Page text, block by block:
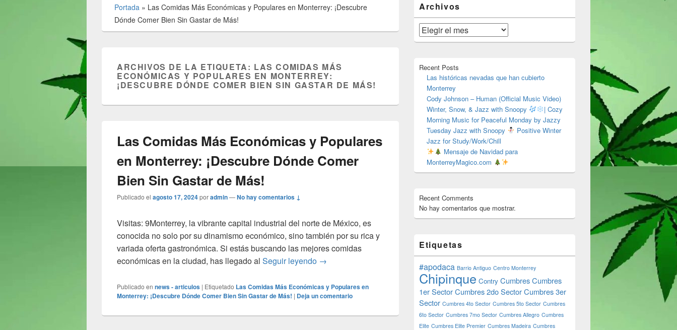
Portada » Las Comidas Más Económicas y Populares en Monterrey: ¡Descubre
Dónde Comer Bien Sin Gastar de Más!
ARCHIVOS DE LA ETIQUETA: LAS COMIDAS MÁS
ECONÓMICAS Y POPULARES EN MONTERREY:
¡DESCUBRE DÓNDE COMER BIEN SIN GASTAR DE MÁS!
Las Comidas Más Económicas y Populares
en Monterrey: ¡Descubre Dónde Comer
Bien Sin Gastar de Más!
Publicado el agosto 17, 2024poradmin—No hay comentarios ↓
Visitas: 9Monterrey, la vibrante capital industrial del norte de México, es
conocida no solo por su dinamismo económico, sino también por su rica y
variada oferta gastronómica. Si estás buscando las mejores comidas
económicas en la ciudad, has llegado al Seguir leyendo Las Comidas Más Económicas y Populares en Monterrey: ¡Descubre Dónde Comer Bien Sin Gastar
→
Publicado en news - articulos | Etiquetado Las Comidas Más Económicas y Populares en
Monterrey: ¡Descubre Dónde Comer Bien Sin Gastar de Más! | Deja un comentario
área
de
widget
barra
lateral
Archivos
Archivos
Recent Posts
Las históricas nevadas que han cubierto
Monterrey
Cody Johnson – Human (Official Music Video)
Winter, Snow, & Jazz with Snoopy
| Cozy
Morning Music for Peaceful Monday by Jazzy
Tuesday Jazz with Snoopy
Positive Winter
Jazz for Study/Work/Chill
Mensaje de Navidad para
MonterreyMagico.com
Recent Comments
No hay comentarios que mostrar.
Etiquetas
#apodaca Barrio Antiguo Centro Monterrey
Chipinque Contry CumbresCumbres
1er SectorCumbres 2do SectorCumbres 3er
Sector Cumbres 4to Sector Cumbres 5to Sector Cumbres
6to Sector Cumbres 7mo Sector Cumbres Allegro Cumbres
Elite Cumbres Elite Premier Cumbres Madeira Cumbres